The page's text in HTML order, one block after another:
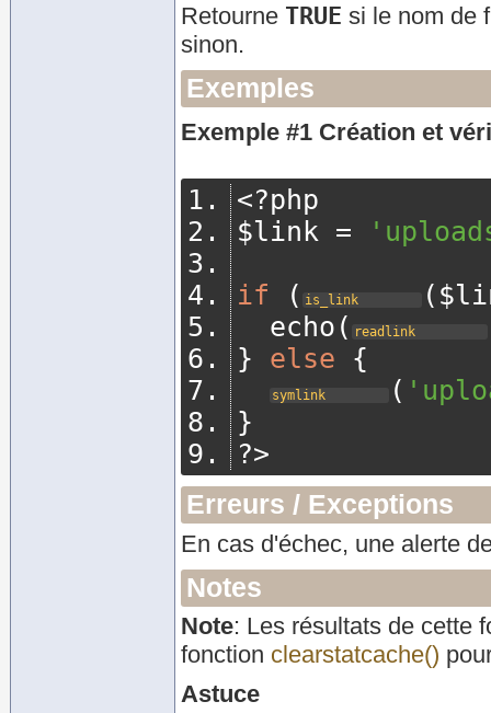
Retourne TRUE si le nom de
sinon.
Exemples
Exemple #1 Création et
<?php
$link =
if
( is_link (
	echo
( readlink
}
else {
symlink (
}
?>
Erreurs / Exceptions
En cas d'échec, une alerte
Notes
Note: Les résultats de cette
fonction clearstatcache()
Astuce